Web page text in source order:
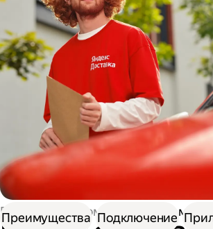
Работа курьером Работа
Преимущества Подключение